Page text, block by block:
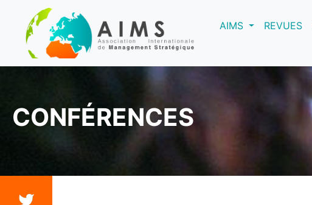
AIMS(current)REVUES
CONFÉRENCES